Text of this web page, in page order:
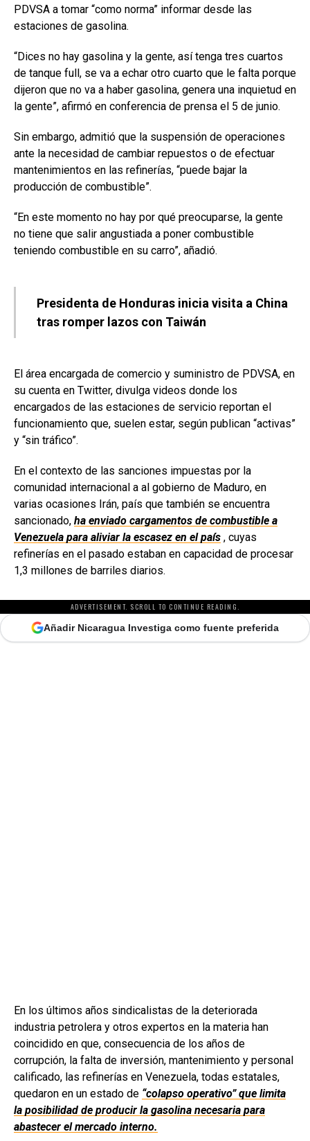
PDVSA a tomar “como norma” informar desde las
estaciones de gasolina.
“Dices no hay gasolina y la gente, así tenga tres cuartos
de tanque full, se va a echar otro cuarto que le falta porque
dijeron que no va a haber gasolina, genera una inquietud en
la gente”, afirmó en conferencia de prensa el 5 de junio.
Sin embargo, admitió que la suspensión de operaciones
ante la necesidad de cambiar repuestos o de efectuar
mantenimientos en las refinerías, “puede bajar la
producción de combustible”.
“En este momento no hay por qué preocuparse, la gente
no tiene que salir angustiada a poner combustible
teniendo combustible en su carro”, añadió.
Presidenta de Honduras inicia visita a China
tras romper lazos con Taiwán
El área encargada de comercio y suministro de PDVSA, en
su cuenta en Twitter, divulga videos donde los
encargados de las estaciones de servicio reportan el
funcionamiento que, suelen estar, según publican “activas”
y “sin tráfico”.
En el contexto de las sanciones impuestas por la
comunidad internacional a al gobierno de Maduro, en
varias ocasiones Irán, país que también se encuentra
sancionado, ha enviado cargamentos de combustible a
Venezuela para aliviar la escasez en el país , cuyas
refinerías en el pasado estaban en capacidad de procesar
1,3 millones de barriles diarios.
ADVERTISEMENT. SCROLL TO CONTINUE READING.
Añadir Nicaragua Investiga como fuente preferida
En los últimos años sindicalistas de la deteriorada
industria petrolera y otros expertos en la materia han
coincidido en que, consecuencia de los años de
corrupción, la falta de inversión, mantenimiento y personal
calificado, las refinerías en Venezuela, todas estatales,
quedaron en un estado de “colapso operativo” que limita
la posibilidad de producir la gasolina necesaria para
abastecer el mercado interno.